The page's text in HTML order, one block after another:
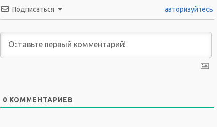
Подписаться авторизуйтесь
0 КОММЕНТАРИЕВ